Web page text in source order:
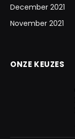
December 2021
November 2021
ONZE KEUZES